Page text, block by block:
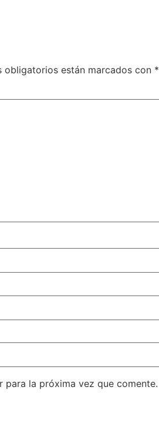
obligatorios están marcados con *
la próxima vez que comente.